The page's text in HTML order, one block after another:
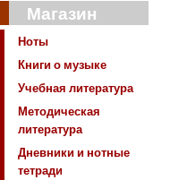
Магазин
Ноты
Книги о музыке
Учебная литература
Методическая
литература
Дневники и нотные
тетради